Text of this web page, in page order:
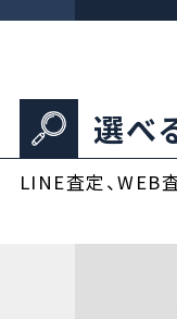
選べ
LINE査定、WEB